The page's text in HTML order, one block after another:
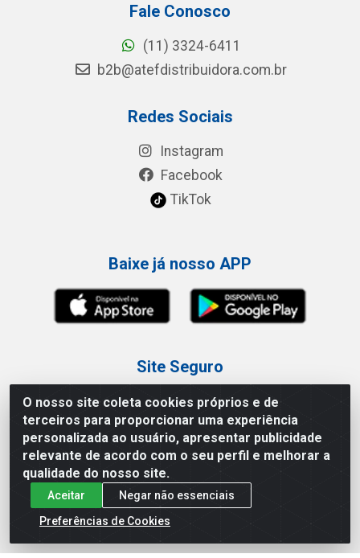
O nosso site coleta cookies próprios e de
terceiros para proporcionar uma experiência
personalizada ao usuário, apresentar publicidade
relevante de acordo com o seu perfil e melhorar a
qualidade do nosso site.
Aceitar
Negar não essenciais
Preferências de Cookies
Fale Conosco
(11) 3324-6411
b2b@atefdistribuidora.com.br
Redes Sociais
Instagram
Facebook
TikTok
Baixe já nosso APP
Site Seguro
Loja / Showroom
Tel.: (11) 3227-0546
Av Vautier, 587/597 - Pari - São Paulo/SP